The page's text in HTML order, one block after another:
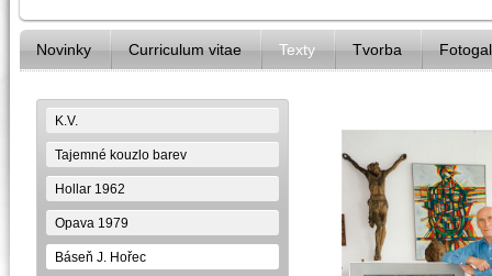
Novinky Curriculum vitae Texty Tvorba
K.V.
Tajemné kouzlo barev
Hollar 1962
Opava 1979
Báseň J. Hořec